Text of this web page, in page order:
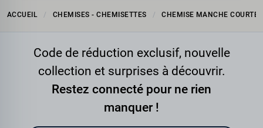
ACCUEIL CHEMISES - CHEMISETTES CHEMISE MANCHE COURTE
Code de réduction exclusif, nouvelle
collection et surprises à découvrir.
Restez connecté pour ne rien
manquer !